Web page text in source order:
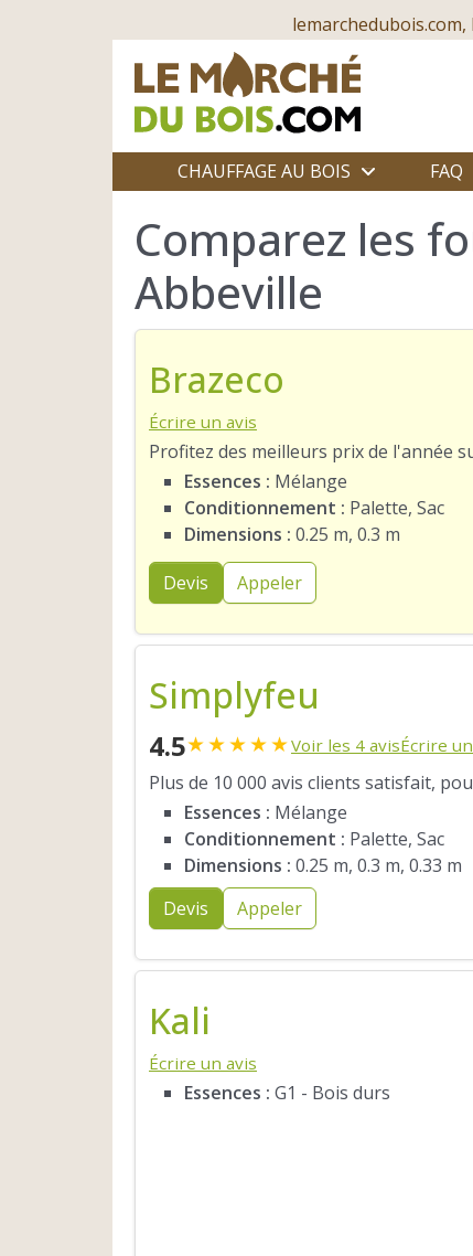
CHAUFFAGE AU BOIS FAQ
Comparez les
Abbeville
Brazeco
Écrire un avis
Profitez des meilleurs prix de l'année
Essences : Mélange
Conditionnement : Palette, Sac
Dimensions : 0.25 m, 0.3 m
Devis
Appeler
Simplyfeu
4.5★★★★★Voir les 4 avisÉcrire
Plus de 10 000 avis clients satisfait,
Essences : Mélange
Conditionnement : Palette, Sac
Dimensions : 0.25 m, 0.3 m, 0.33 m
Devis
Appeler
Kali
Écrire un avis
Essences : G1 - Bois durs